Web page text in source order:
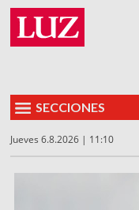
SECCIONES
Jueves 6.8.2026 | 11:10